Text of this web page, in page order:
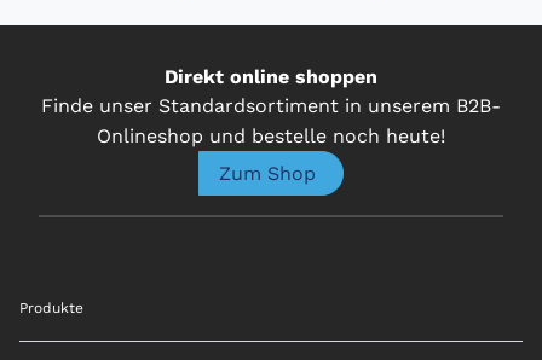
Direkt online shoppen
Finde unser Standardsortiment in unserem B2B-
Onlineshop und bestelle noch heute!
Zum Shop
Produkte